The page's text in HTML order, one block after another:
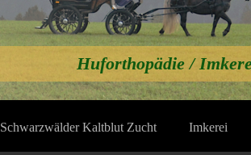
Huforthopädie /
Schwarzwälder Kaltblut Zucht Imkerei